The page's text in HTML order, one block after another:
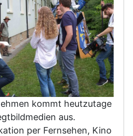
kommt heutzutage
aus.
per Fernsehen, Kino